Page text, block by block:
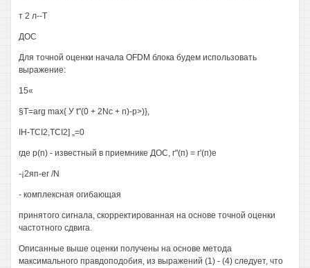
т 2 л--Т
ДОС
Для точной оценки начала OFDM блока будем использовать
выражение:
15«
§T=arg max{ У t"(0 + 2Nc + n)-p>)},
IH-TCI2,TCI2] „=0
где p(n) - известный в приемнике ДОС, г"(п) = г'(п)е
-¡2яп-ег /N
- комплексная огибающая
принятого сигнала, скорректированная на основе точной оценки
частотного сдвига.
Описанные выше оценки получены на основе метода
максимального правдоподобия, из выражений (1) - (4) следует, что